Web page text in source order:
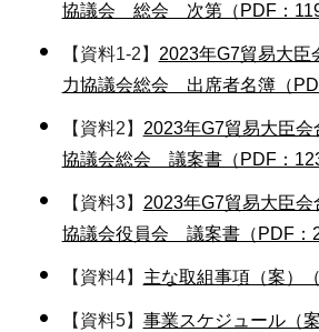
協議会 総会 次第（PDF：
【資料1-2】 2023年G7貿易大臣
力協議会総会 出席者名簿（
【資料2】 2023年G7貿易大臣
協議会総会 議案書（PDF：
【資料3】 2023年G7貿易大臣
協議会役員会 議案書（PDF：
【資料4】 主な取組事項（案）
【資料5】 事業スケジュール（